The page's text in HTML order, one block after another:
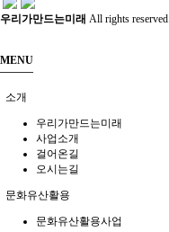
우리가만드는미래 All rights reserved.
MENU
소개
우리가만드는미래
사업소개
걸어온길
오시는길
문화유산활용
문화유산활용사업